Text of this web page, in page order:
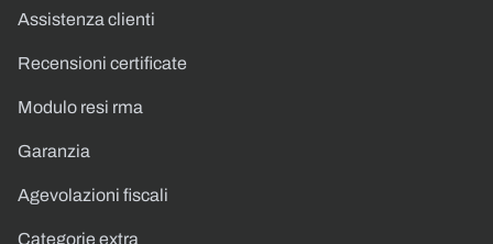
Assistenza clienti
Recensioni certificate
Modulo resi rma
Garanzia
Agevolazioni fiscali
Categorie extra